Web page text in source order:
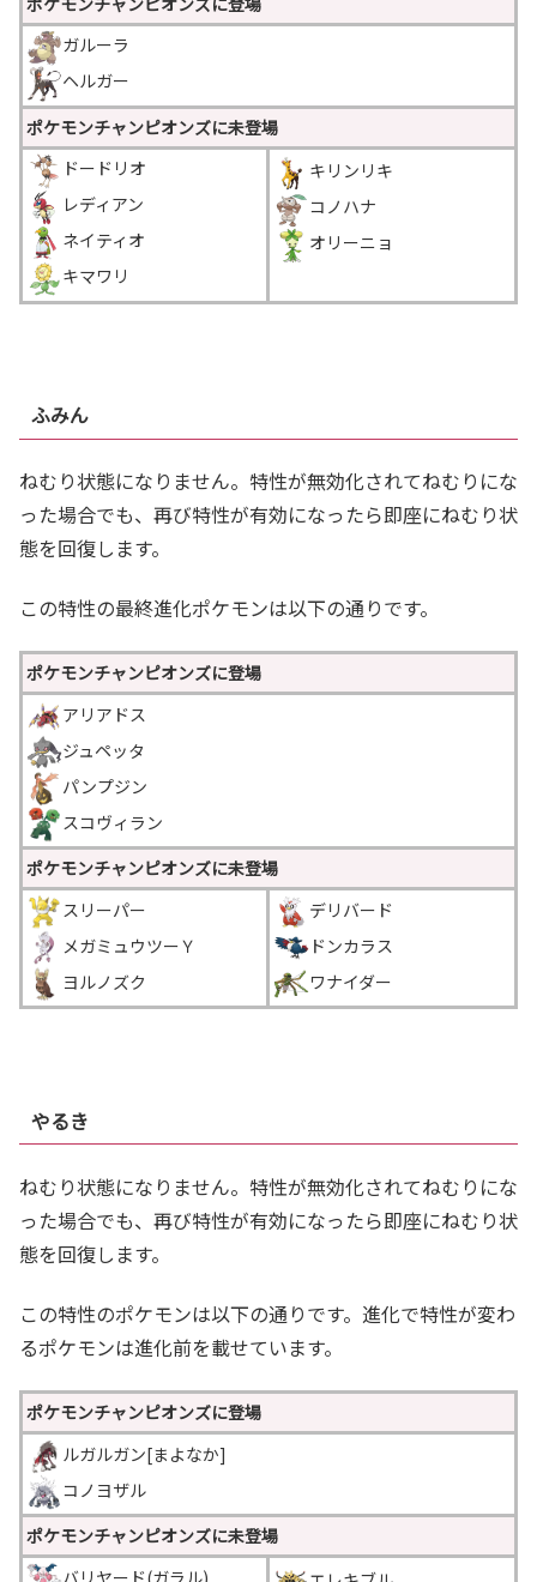
ガルーラ
ヘルガー
ポケモンチャンピオンズに未登場
ドードリオ
レディアン
ネイティオ
キマワリ
キリンリキ
コノハナ
オリーニョ
ふみん
ねむり状態になりません。特性が無効化されてねむりにな
った場合でも、再び特性が有効になったら即座にねむり状
態を回復します。
この特性の最終進化ポケモンは以下の通りです。
ポケモンチャンピオンズに登場
アリアドス
ジュペッタ
パンプジン
スコヴィラン
ポケモンチャンピオンズに未登場
スリーパー
メガミュウツーＹ
ヨルノズク
デリバード
ドンカラス
ワナイダー
やるき
ねむり状態になりません。特性が無効化されてねむりにな
った場合でも、再び特性が有効になったら即座にねむり状
態を回復します。
この特性のポケモンは以下の通りです。進化で特性が変わ
るポケモンは進化前を載せています。
ポケモンチャンピオンズに登場
ルガルガン[まよなか]
コノヨザル
ポケモンチャンピオンズに未登場